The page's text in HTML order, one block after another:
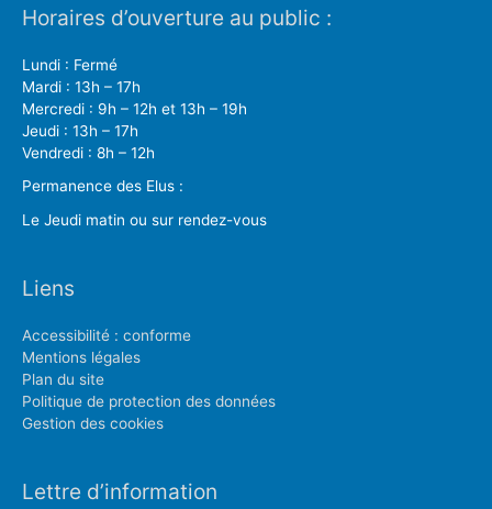
Horaires d’ouverture au public :
Lundi : Fermé
Mardi : 13h – 17h
Mercredi : 9h – 12h et 13h – 19h
Jeudi : 13h – 17h
Vendredi : 8h – 12h
Permanence des Elus :
Le Jeudi matin ou sur rendez-vous
Liens
Accessibilité : conforme
Mentions légales
Plan du site
Politique de protection des données
Gestion des cookies
Lettre d’information